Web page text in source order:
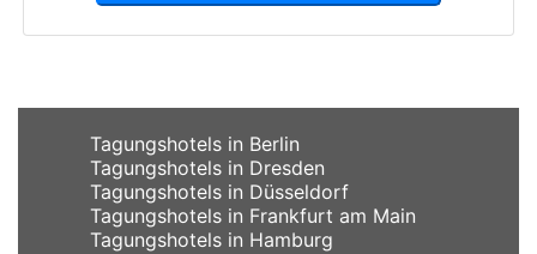
Tagungshotels in Berlin
Tagungshotels in Dresden
Tagungshotels in Düsseldorf
Tagungshotels in Frankfurt am Main
Tagungshotels in Hamburg